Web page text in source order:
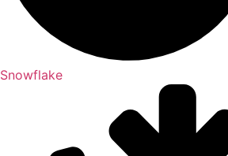
Snowflake